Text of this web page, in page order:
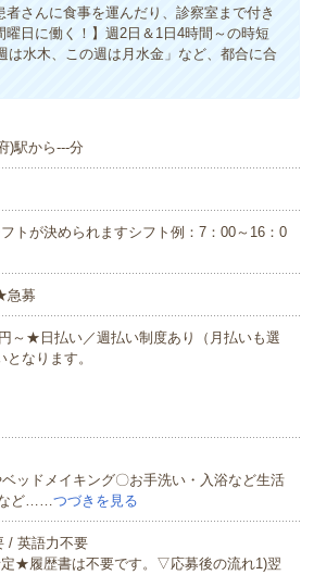
さんに食事を運んだり、診察室まで付き
日に働く！】週2日＆1日4時間～の時短
は水木、この週は月水金」など、都合に合
)駅から---分
が決められますシフト例：7：00～16：0
急募
～★日払い／週払い制度あり（月払いも選
なります。
ッドメイキング〇お手洗い・入浴など生活
など……つづきを見る
/ 英語力不要
★履歴書は不要です。▽応募後の流れ1)翌